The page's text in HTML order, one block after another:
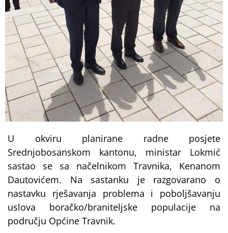
U okviru planirane radne posjete
Srednjobosanskom kantonu, ministar Lokmić
sastao se sa načelnikom Travnika, Kenanom
Dautovićem. Na sastanku je razgovarano o
nastavku rješavanja problema i poboljšavanju
uslova boračko/braniteljske populacije na
području Općine Travnik.